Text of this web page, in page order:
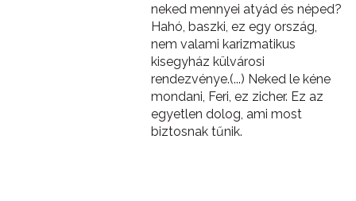
neked mennyei atyád és néped?
Hahó, baszki, ez egy ország,
nem valami karizmatikus
kisegyház külvárosi
rendezvénye.(...) Neked le kéne
mondani, Feri, ez zicher. Ez az
egyetlen dolog, ami most
biztosnak tűnik.